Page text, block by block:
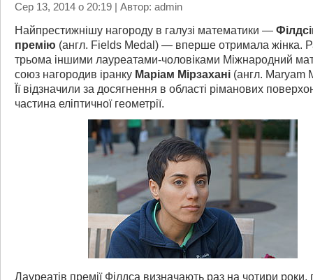
Сер 13, 2014 о 20:19 | Автор: admin
Найпрестижнішу нагороду в галузі математики —
премію (англ. Fields Medal) — вперше отримала жінка.
трьома іншими лауреатами-чоловіками Міжнародний
союз нагородив іранку Маріам Мірзахані (англ. Maryam
Її відзначили за досягнення в області ріманових
частина еліптичної геометрії.
Лауреатів премії Філдса визначають раз на чотири